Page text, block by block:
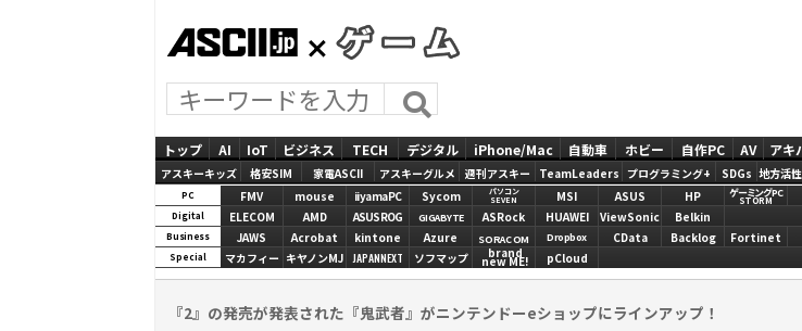
トップ AI IoT ビジネス TECH デジタル iPhone/Mac 自動車 ホビー 自作PC AV アキ
アスキーキッズ 格安SIM 家電ASCII アスキーグルメ 週刊アスキー TeamLeaders プログラミング+ SDGs 地方活性
PC FMV mouse iiyamaPC Sycom
パソコン
SEVEN
MSI ASUS HP ゲーミングPC
STORM
Digital ELECOM AMD ASUS ROG GIGABYTE ASRock HUAWEI ViewSonic Belkin
Business JAWS Acrobat kintone Azure SORACOM Dropbox CData Backlog Fortinet
Special マカフィー キヤノンMJ JAPANNEXT ソフマップ brand
new ME! pCloud
『2』の発売が発表された『鬼武者』がニンテンドーeショップにラインアップ！